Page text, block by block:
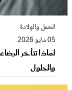
الحمل والولادة
05 مايو 2026
لماذا تتأخر
والحلول